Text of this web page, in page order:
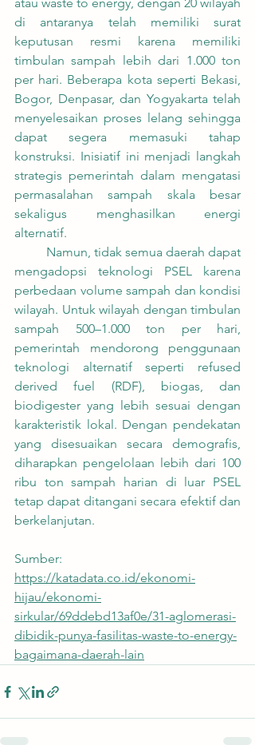
atau waste to energy, dengan 20 wilayah
di antaranya telah memiliki surat
keputusan resmi karena memiliki
timbulan sampah lebih dari 1.000 ton
per hari. Beberapa kota seperti Bekasi,
Bogor, Denpasar, dan Yogyakarta telah
menyelesaikan proses lelang sehingga
dapat segera memasuki tahap
konstruksi. Inisiatif ini menjadi langkah
strategis pemerintah dalam mengatasi
permasalahan sampah skala besar
sekaligus menghasilkan energi
alternatif.
mengadopsi teknologi PSEL karena
perbedaan volume sampah dan kondisi
wilayah. Untuk wilayah dengan timbulan
sampah 500–1.000 ton per hari,
pemerintah mendorong penggunaan
teknologi alternatif seperti refused
derived fuel (RDF), biogas, dan
biodigester yang lebih sesuai dengan
karakteristik lokal. Dengan pendekatan
yang disesuaikan secara demografis,
diharapkan pengelolaan lebih dari 100
ribu ton sampah harian di luar PSEL
tetap dapat ditangani secara efektif dan
berkelanjutan.
Sumber:
https://katadata.co.id/ekonomi-
hijau/ekonomi-
sirkular/69ddebd13af0e/31-aglomerasi-
dibidik-punya-fasilitas-waste-to-energy-
bagaimana-daerah-lain